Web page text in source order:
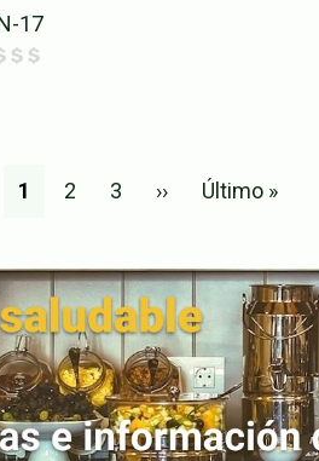
17
Página
1 Page
2 Page
3
Siguiente
››
Última
Último »